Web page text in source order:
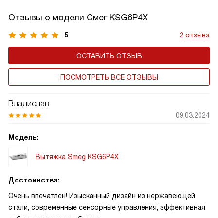
Отзывы о модели Смег KSG6P4X
5 2 отзыва
ОСТАВИТЬ ОТЗЫВ
ПОСМОТРЕТЬ ВСЕ ОТЗЫВЫ
Владислав
09.03.2024
Модель:
Вытяжка Smeg KSG6P4X
Достоинства:
Очень впечатлен! Изысканный дизайн из нержавеющей
стали, современные сенсорные управления, эффективная